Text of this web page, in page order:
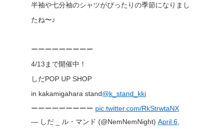
半袖や七分袖のシャツがぴったりの季節になりまし
たね〜♪
ーーーーーーーーー
4/13まで開催中！
しだPOP UP SHOP
in kakamigahara stand@k_stand_kki
ーーーーーーーーー pic.twitter.com/RkStrwtaNX
— しだ _ ル・マンド (@NemNemNight) April 6,